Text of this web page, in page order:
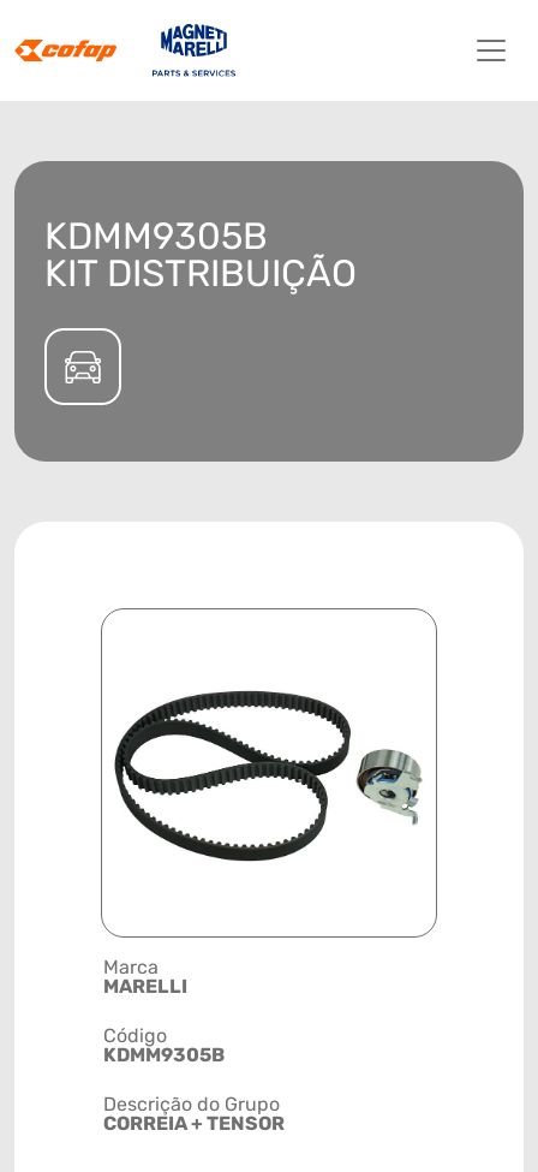
KDMM9305B
KIT DISTRIBUIÇÃO
Marca
MARELLI
Código
KDMM9305B
Descrição do Grupo
CORREIA + TENSOR